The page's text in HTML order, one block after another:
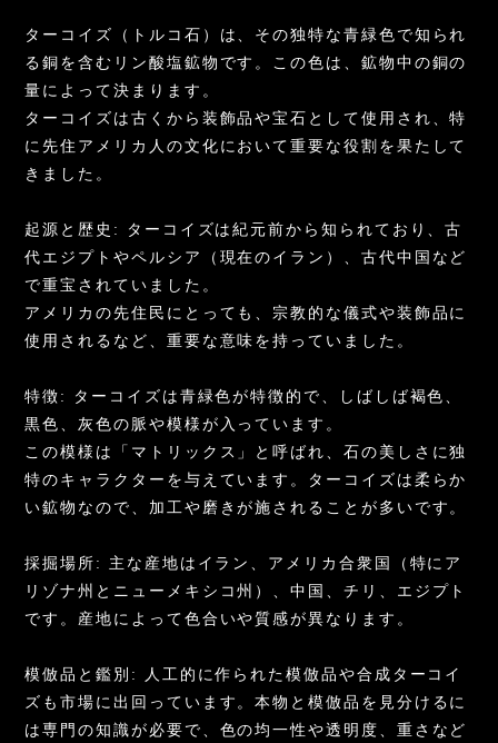
ターコイズ（トルコ石）は、その独特な青緑色で知られ
る銅を含むリン酸塩鉱物です。この色は、鉱物中の銅の
量によって決まります。
ターコイズは古くから装飾品や宝石として使用され、特
に先住アメリカ人の文化において重要な役割を果たして
きました。
起源と歴史: ターコイズは紀元前から知られており、古
代エジプトやペルシア（現在のイラン）、古代中国など
で重宝されていました。
アメリカの先住民にとっても、宗教的な儀式や装飾品に
使用されるなど、重要な意味を持っていました。
特徴: ターコイズは青緑色が特徴的で、しばしば褐色、
黒色、灰色の脈や模様が入っています。
この模様は「マトリックス」と呼ばれ、石の美しさに独
特のキャラクターを与えています。ターコイズは柔らか
い鉱物なので、加工や磨きが施されることが多いです。
採掘場所: 主な産地はイラン、アメリカ合衆国（特にア
リゾナ州とニューメキシコ州）、中国、チリ、エジプト
です。産地によって色合いや質感が異なります。
模倣品と鑑別: 人工的に作られた模倣品や合成ターコイ
ズも市場に出回っています。本物と模倣品を見分けるに
は専門の知識が必要で、色の均一性や透明度、重さなど